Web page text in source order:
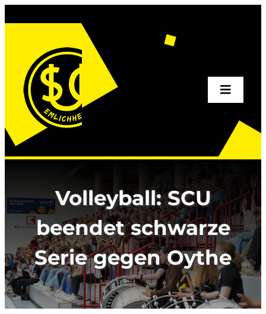
Toggle
Aktuelles
Sportangebot
Verein
Kontakt
Volleyball: SCU
beendet schwarze
Serie gegen Oythe